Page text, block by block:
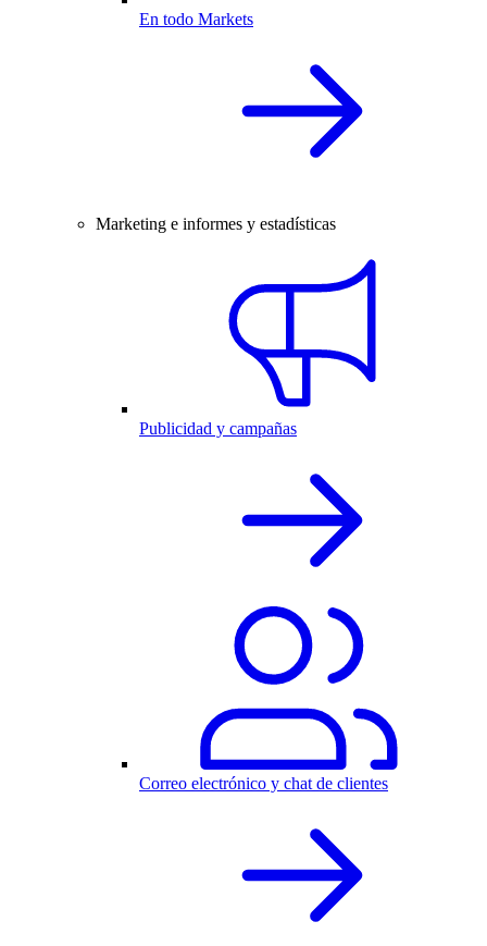
En todo Markets
Marketing e informes y estadísticas
Publicidad y campañas
Correo electrónico y chat de clientes